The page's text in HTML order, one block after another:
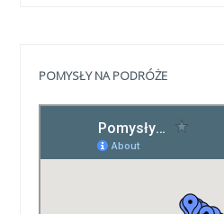
POMYSŁY NA PODRÓŻE